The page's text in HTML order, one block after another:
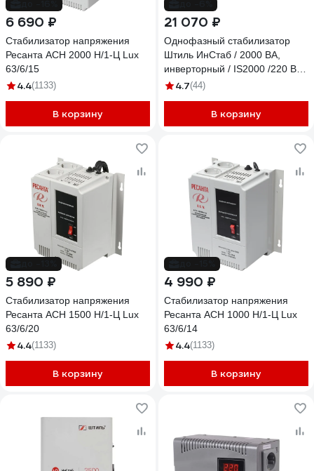
6 690 ₽
Стабилизатор напряжения
Ресанта АСН 2000 Н/1-Ц Lux
63/6/15
4.4(1133)
В корзину
21 070 ₽
Однофазный стабилизатор
Штиль ИнСтаб / 2000 ВА,
инверторный / IS2000 /220 В/
IS2000 (220-230В)
4.7(44)
В корзину
5 890 ₽
Стабилизатор напряжения
Ресанта АСН 1500 Н/1-Ц Lux
63/6/20
4.4(1133)
В корзину
4 990 ₽
Стабилизатор напряжения
Ресанта АСН 1000 Н/1-Ц Lux
63/6/14
4.4(1133)
В корзину